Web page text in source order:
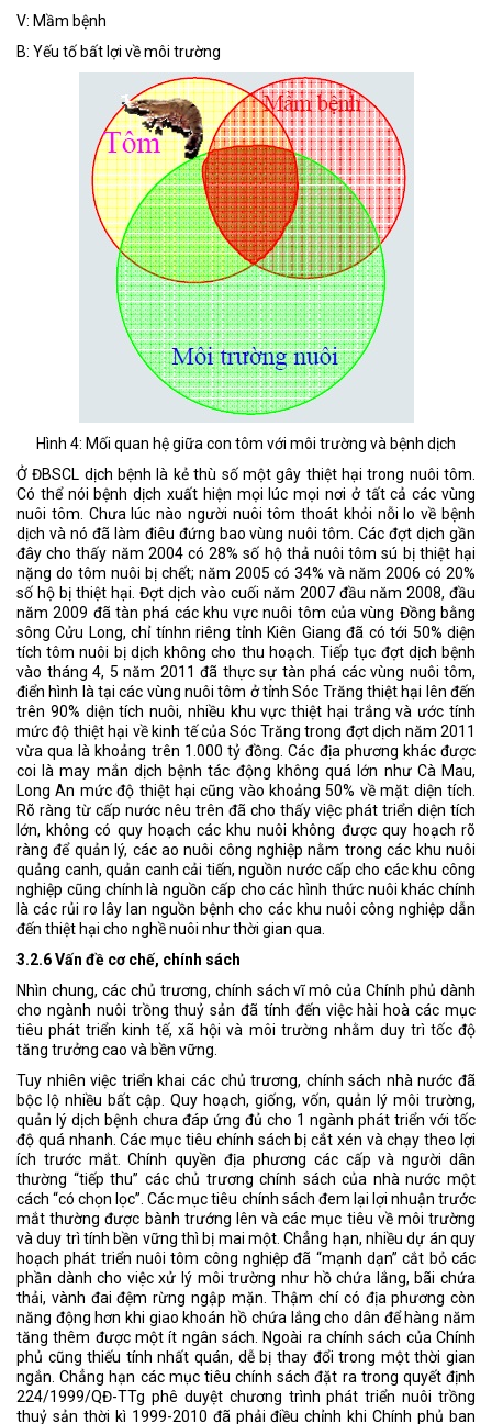
V: Mầm bệnh
B: Yếu tố bất lợi về môi trường
Hình 4: Mối quan hệ giữa con tôm với môi trường và bệnh dịch
Ở ĐBSCL dịch bệnh là kẻ thù số một gây thiệt hại trong nuôi tôm.
Có thể nói bệnh dịch xuất hiện mọi lúc mọi nơi ở tất cả các vùng
nuôi tôm. Chưa lúc nào người nuôi tôm thoát khỏi nỗi lo về bệnh
dịch và nó đã làm điêu đứng bao vùng nuôi tôm. Các đợt dịch gần
đây cho thấy năm 2004 có 28% số hộ thả nuôi tôm sú bị thiệt hại
nặng do tôm nuôi bị chết; năm 2005 có 34% và năm 2006 có 20%
số hộ bị thiệt hại. Đợt dịch vào cuối năm 2007 đầu năm 2008, đầu
năm 2009 đã tàn phá các khu vực nuôi tôm của vùng Đồng bằng
sông Cửu Long, chỉ tínhn riêng tỉnh Kiên Giang đã có tới 50% diện
tích tôm nuôi bị dịch không cho thu hoạch. Tiếp tục đợt dịch bệnh
vào tháng 4, 5 năm 2011 đã thực sự tàn phá các vùng nuôi tôm,
điển hình là tại các vùng nuôi tôm ở tỉnh Sóc Trăng thiệt hại lên đến
trên 90% diện tích nuôi, nhiều khu vực thiệt hại trắng và ước tính
mức độ thiệt hại về kinh tế của Sóc Trăng trong đợt dịch năm 2011
vừa qua là khoảng trên 1.000 tỷ đồng. Các địa phương khác được
coi là may mắn dịch bệnh tác động không quá lớn như Cà Mau,
Long An mức độ thiệt hại cũng vào khoảng 50% về mặt diện tích.
Rõ ràng từ cấp nước nêu trên đã cho thấy việc phát triển diện tích
lớn, không có quy hoạch các khu nuôi không được quy hoạch rõ
ràng để quản lý, các ao nuôi công nghiệp nằm trong các khu nuôi
quảng canh, quản canh cải tiến, nguồn nước cấp cho các khu công
nghiệp cũng chính là nguồn cấp cho các hình thức nuôi khác chính
là các rủi ro lây lan nguồn bệnh cho các khu nuôi công nghiệp dẫn
đến thiệt hại cho nghề nuôi như thời gian qua.
3.2.6 Vấn đề cơ chế, chính sách
Nhìn chung, các chủ trương, chính sách vĩ mô của Chính phủ dành
cho ngành nuôi trồng thuỷ sản đã tính đến việc hài hoà các mục
tiêu phát triển kinh tế, xã hội và môi trường nhằm duy trì tốc độ
tăng trưởng cao và bền vững.
Tuy nhiên việc triển khai các chủ trương, chính sách nhà nước đã
bộc lộ nhiều bất cập. Quy hoạch, giống, vốn, quản lý môi trường,
quản lý dịch bệnh chưa đáp ứng đủ cho 1 ngành phát triển với tốc
độ quá nhanh. Các mục tiêu chính sách bị cắt xén và chạy theo lợi
ích trước mắt. Chính quyền địa phương các cấp và người dân
thường “tiếp thu” các chủ trương chính sách của nhà nước một
cách “có chọn lọc”. Các mục tiêu chính sách đem lại lợi nhuận trước
mắt thường được bành trướng lên và các mục tiêu về môi trường
và duy trì tính bền vững thì bị mai một. Chẳng hạn, nhiều dự án quy
hoạch phát triển nuôi tôm công nghiệp đã “mạnh dạn” cắt bỏ các
phần dành cho việc xử lý môi trường như hồ chứa lắng, bãi chứa
thải, vành đai đệm rừng ngập mặn. Thậm chí có địa phương còn
năng động hơn khi giao khoán hồ chứa lắng cho dân để hàng năm
tăng thêm được một ít ngân sách. Ngoài ra chính sách của Chính
phủ cũng thiếu tính nhất quán, dễ bị thay đổi trong một thời gian
ngắn. Chẳng hạn các mục tiêu chính sách đặt ra trong quyết định
224/1999/QĐ-TTg phê duyệt chương trình phát triển nuôi trồng
thuỷ sản thời kì 1999-2010 đã phải điều chỉnh khi Chính phủ ban